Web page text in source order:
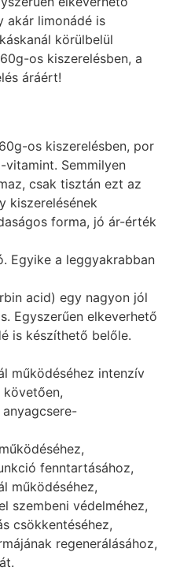
akár limonádé is
körülbelül
os kiszerelésben, a
áráért!
os kiszerelésben, por
Semmilyen
csak tisztán ezt az
kiszerelésének
forma, jó ár-érték
Egyike a leggyakrabban
acid) egy nagyon jól
Egyszerűen elkeverhető
is készíthető belőle.
működéséhez intenzív
fenntartásához,
működéséhez,
szembeni védelméhez,
csök­kentéséhez,
regenerálásához,